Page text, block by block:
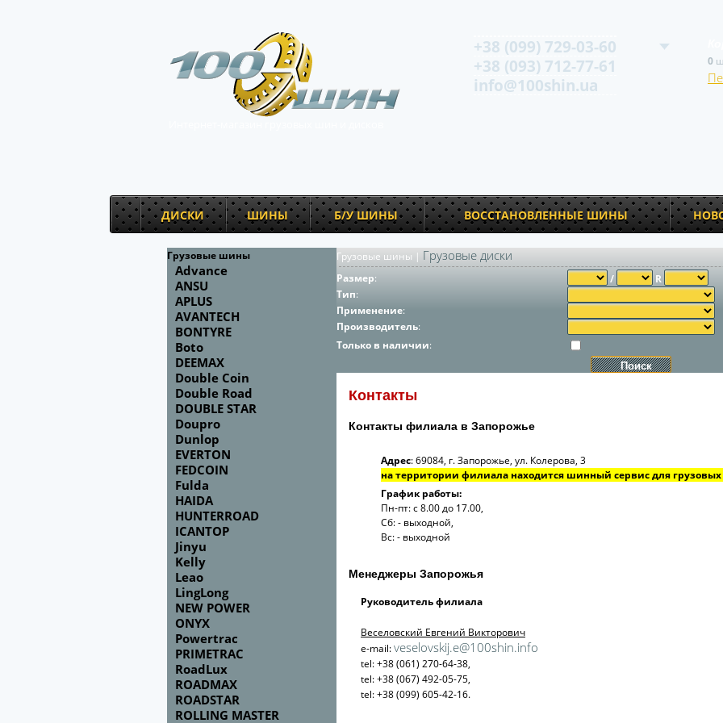
+38 (099) 729-03-60
+38 (093) 712-77-61
info@100shin.ua
0
ДИСКИ ШИНЫ Б/У ШИНЫ ВОССТАНОВЛЕННЫЕ ШИНЫ
Грузовые шины
Advance
ANSU
APLUS
AVANTECH
BONTYRE
Boto
DEEMAX
Double Coin
Double Road
DOUBLE STAR
Doupro
Dunlop
EVERTON
FEDCOIN
Fulda
HAIDA
HUNTERROAD
ICANTOP
Jinyu
Kelly
Leao
LingLong
NEW POWER
ONYX
Powertrac
PRIMETRAC
RoadLux
ROADMAX
ROADSTAR
ROLLING MASTER
Грузовые шины | Грузовые диски
Размер: /
R
Тип:
Применение:
Производитель:
Только в наличии:
Контакты
Контакты филиала в Запорожье
Адрес: 69084, г. Запорожье, ул. Колерова, 3
на территории филиала находится шинный сервис для
График работы:
Пн-пт: с 8.00 до 17.00,
Сб: - выходной,
Вс: - выходной
Менеджеры Запорожья
Руководитель филиала
Веселовский Евгений Викторович
e-mail:veselovskij.e@100shin.info
tel: +38 (061) 270-64-38,
tel: +38 (067) 492-05-75,
tel: +38 (099) 605-42-16.